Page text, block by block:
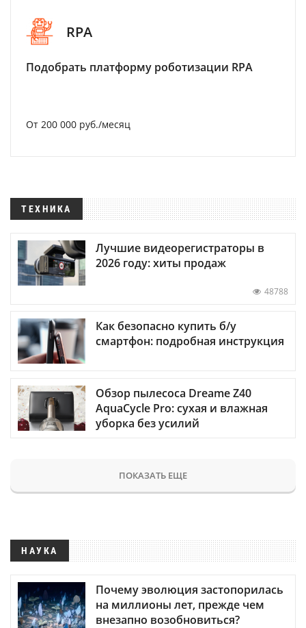
RPA
Подобрать платформу роботизации RPA
От 200 000 руб./месяц
ТЕХНИКА
Лучшие видеорегистраторы в
2026 году: хиты продаж
48788
Как безопасно купить б/у
смартфон: подробная инструкция
Обзор пылесоса Dreame Z40
AquaCycle Pro: сухая и влажная
уборка без усилий
ПОКАЗАТЬ ЕЩЕ
НАУКА
Почему эволюция застопорилась
на миллионы лет, прежде чем
внезапно возобновиться?